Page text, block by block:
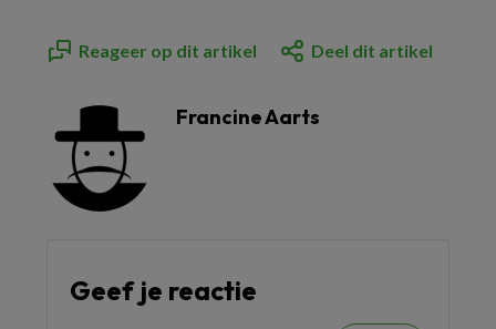
Reageer op dit artikel Deel dit artikel
Francine Aarts
Geef je reactie